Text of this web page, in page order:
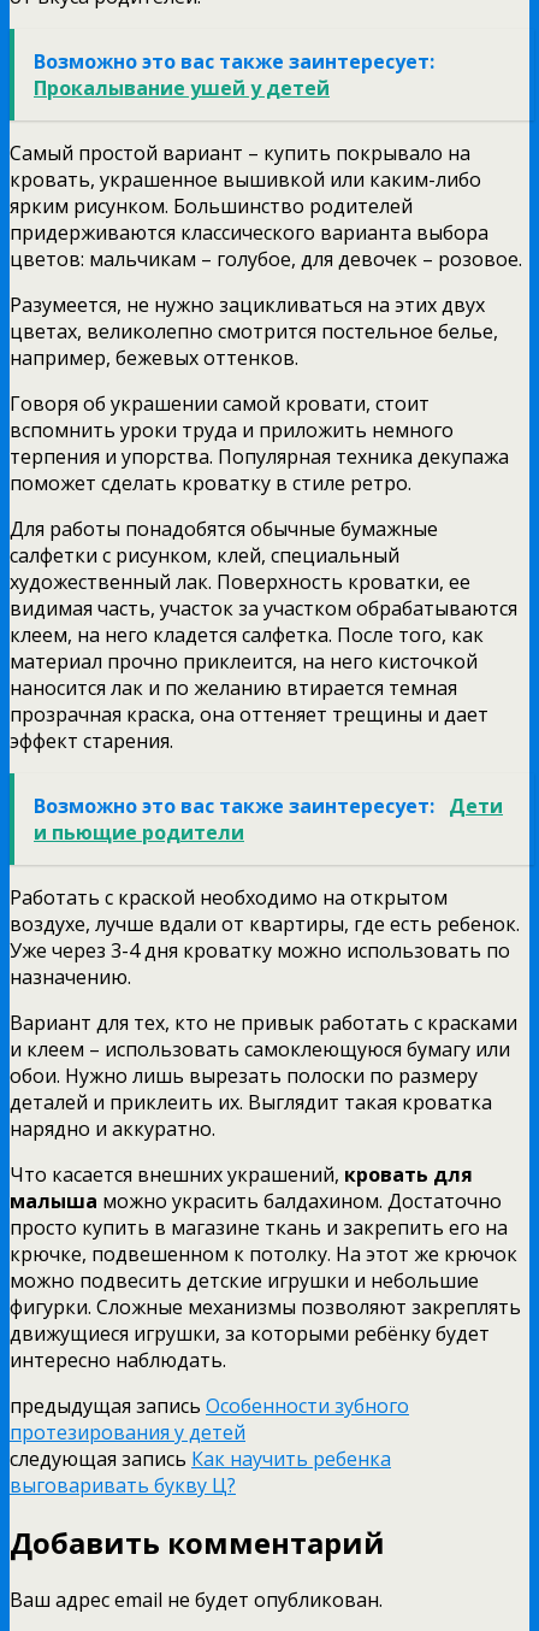
Возможно это вас также заинтересует:
Прокалывание ушей у детей
Самый простой вариант – купить покрывало на
кровать, украшенное вышивкой или каким-либо
ярким рисунком. Большинство родителей
придерживаются классического варианта выбора
цветов: мальчикам – голубое, для девочек – розовое.
Разумеется, не нужно зацикливаться на этих двух
цветах, великолепно смотрится постельное белье,
например, бежевых оттенков.
Говоря об украшении самой кровати, стоит
вспомнить уроки труда и приложить немного
терпения и упорства. Популярная техника декупажа
поможет сделать кроватку в стиле ретро.
Для работы понадобятся обычные бумажные
салфетки с рисунком, клей, специальный
художественный лак. Поверхность кроватки, ее
видимая часть, участок за участком обрабатываются
клеем, на него кладется салфетка. После того, как
материал прочно приклеится, на него кисточкой
наносится лак и по желанию втирается темная
прозрачная краска, она оттеняет трещины и дает
эффект старения.
Возможно это вас также заинтересует: Дети
и пьющие родители
Работать с краской необходимо на открытом
воздухе, лучше вдали от квартиры, где есть ребенок.
Уже через 3-4 дня кроватку можно использовать по
назначению.
Вариант для тех, кто не привык работать с красками
и клеем – использовать самоклеющуюся бумагу или
обои. Нужно лишь вырезать полоски по размеру
деталей и приклеить их. Выглядит такая кроватка
нарядно и аккуратно.
Что касается внешних украшений, кровать для
малыша можно украсить балдахином. Достаточно
просто купить в магазине ткань и закрепить его на
крючке, подвешенном к потолку. На этот же крючок
можно подвесить детские игрушки и небольшие
фигурки. Сложные механизмы позволяют закреплять
движущиеся игрушки, за которыми ребёнку будет
интересно наблюдать.
предыдущая запись Особенности зубного
протезирования у детей
следующая запись Как научить ребенка
выговаривать букву Ц?
Добавить комментарий
Ваш адрес email не будет опубликован.